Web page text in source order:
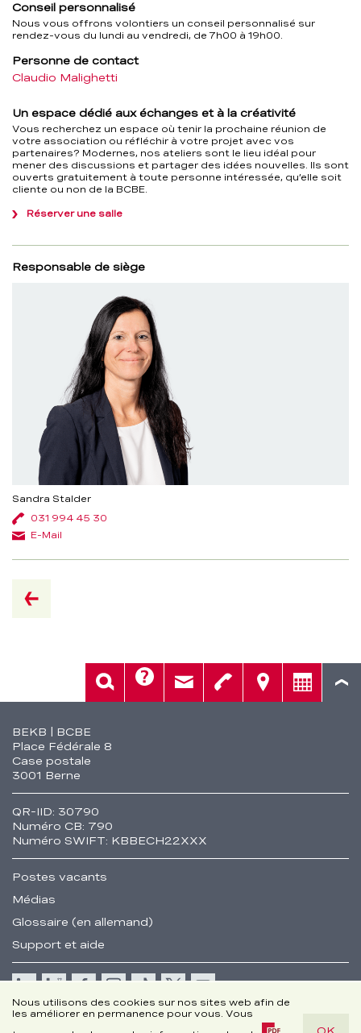
Cookie
Nous utilisons des cookies sur nos sites web afin de
les améliorer en permanence pour vous. Vous
Conseil personnalisé
Nous vous offrons volontiers un conseil personnalisé sur
rendez-vous du lundi au vendredi, de 7h00 à 19h00.
Personne de contact
Claudio Malighetti
Un espace dédié aux échanges et à la créativité
Vous recherchez un espace où tenir la prochaine réunion de
votre association ou réfléchir à votre projet avec vos
partenaires? Modernes, nos ateliers sont le lieu idéal pour
mener des discussions et partager des idées nouvelles. Ils sont
ouverts gratuitement à toute personne intéressée, qu’elle soit
cliente ou non de la BCBE.
Réserver une salle
Responsable de siège
Sandra Stalder
031 994 45 30
E-Mail
Fusszeile
BEKB | BCBE
Place Fédérale 8
Case postale
3001 Berne
QR-IID: 30790
Numéro CB: 790
Numéro SWIFT: KBBECH22XXX
Postes vacants
Médias
Glossaire (en allemand)
Support et aide